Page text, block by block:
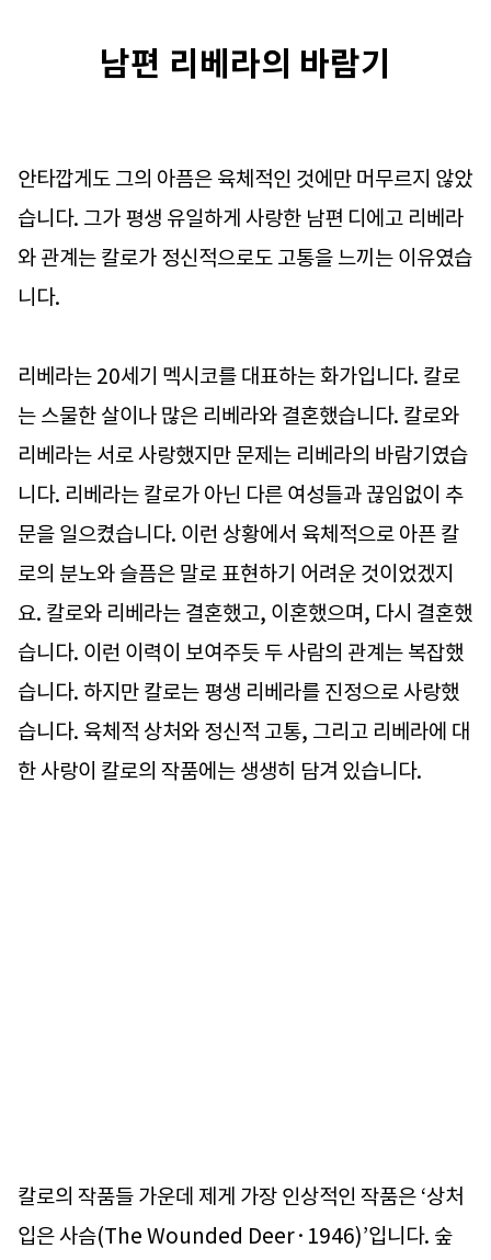
남편 리베라의 바람기
안타깝게도 그의 아픔은 육체적인 것에만 머무르지 않았
습니다. 그가 평생 유일하게 사랑한 남편 디에고 리베라
와 관계는 칼로가 정신적으로도 고통을 느끼는 이유였습
니다.
리베라는 20세기 멕시코를 대표하는 화가입니다. 칼로
는 스물한 살이나 많은 리베라와 결혼했습니다. 칼로와
리베라는 서로 사랑했지만 문제는 리베라의 바람기였습
니다. 리베라는 칼로가 아닌 다른 여성들과 끊임없이 추
문을 일으켰습니다. 이런 상황에서 육체적으로 아픈 칼
로의 분노와 슬픔은 말로 표현하기 어려운 것이었겠지
요. 칼로와 리베라는 결혼했고, 이혼했으며, 다시 결혼했
습니다. 이런 이력이 보여주듯 두 사람의 관계는 복잡했
습니다. 하지만 칼로는 평생 리베라를 진정으로 사랑했
습니다. 육체적 상처와 정신적 고통, 그리고 리베라에 대
한 사랑이 칼로의 작품에는 생생히 담겨 있습니다.
칼로의 작품들 가운데 제게 가장 인상적인 작품은 ‘상처
입은 사슴(The Wounded Deer·1946)’입니다. 숲